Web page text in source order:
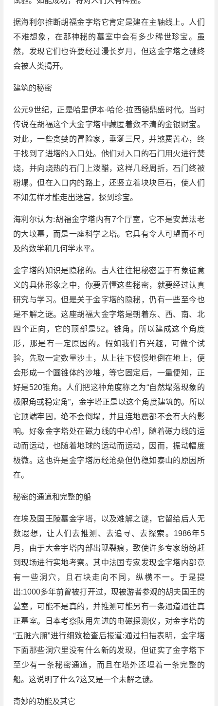
据海利尔推断胡福金字塔它肯定是建在主轴线上。人们
不难想象，在那神秘的墓室中会有多少稀世珍宝。虽
然，发现它们也许要经过漫长岁月，但这金字塔之谜终
会被人类揭开。
建筑的秘密
公元9世纪，正是哈里伊本·哈伦·拉西德鼎盛时代。当时
传说在胡福这个大金字塔中藏匿着数不清的金银财宝。
对此，一些贪婪的冒险家，垂涎三尺，并煞费苦心，终
于找到了进塔的入口处。他们对入口的石门用火进行焚
烧，并向烧热的石门上泼醋，这样几经周折，石门终被
粉塌。但在入口内的路上，还竖立着块块巨石，使人们
不知怎样才能走出迷宫，探到珍宝。
海利尔认为:胡福金字塔内有7个厅室，它不是安葬法老
的大坟墓，而是一座科学之塔。它具有令人可望而不可
及的数学和几何学水平。
金字塔的知识是隐秘的。古人往往把秘密置于有象征意
义的具体形象之中，你要弄懂这些秘密，就要经过认真
研究与学习。但是关于金字塔的隐秘，仍有一些至今也
是不解之谜。这座胡福大金字塔是朝着东、西、南、北
四个正向，它的顶部是52。锥角。所以建成这个角度
形，那是有一定原因的。假如我们有兴趣，可做个试
验，先取一定数量沙土，从上往下慢慢地倒在地上，便
会形成一个圆锥体的沙堆，等它固定后，一量便知，正
好是520锥角。人们把这种角度称之为“自然塌落现象的
极限角或稳定角”，金字塔正是以这个角度建筑的。所以
它顶端牢固，绝不会倒塌，并且连地震都不会有大的影
响。好象金字塔处在磁力线的中心部，随着磁力线的运
动而运动，也随着地球的运动而运动，因而，振动幅度
极微。这也许是金字塔历经沧桑但仍稳如泰山的原因所
在。
秘密的通道和完整的船
在埃及国王陵墓金字塔，以及难解之谜，它留给后人无
数遐想，让人们去推测、去追寻、去探索。1986年5
月，由于大金宇塔内部出现裂痕，致使许多专家纷纷赶
到现场进行实地考察。其中法国专家发现金字塔内部竟
有一些洞穴，且石块走向不同，纵横不一。于是提
出:1000多年前曾被打开过，现被游者参观的胡夫国王的
墓室，可能不是真的，并推测可能另有一条通道通往真
正墓室。日本考察队用先进的电磁探测仪，对金字塔的
“五脏六腑”进行细致检查后报道:通过扫描表明，金字塔
下面那些洞穴里没有什么新的发现，但证实了金字塔下
至少有一条秘密通道，而且在塔外还埋着一条完整的
船。这说明了什么?这又是一个未解之谜。
奇妙的功能及其它